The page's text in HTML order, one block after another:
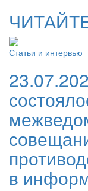
Статьи и интервью
в